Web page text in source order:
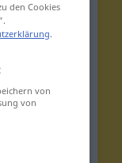
den Cookies
.
von
von